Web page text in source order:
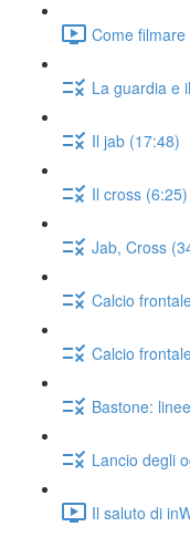
Come filmare
La guardia e
Il jab (17:48)
Il cross (6:25)
Jab, Cross
Calcio
Calcio
Bastone:
Lancio degli
Il saluto di